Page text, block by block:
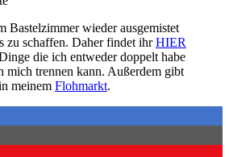
Bastelzimmer wieder ausgemistet
zu schaffen. Daher findet ihrHIER
die ich entweder doppelt habe
mich trennen kann. Außerdem gibt
meinem Flohmarkt.